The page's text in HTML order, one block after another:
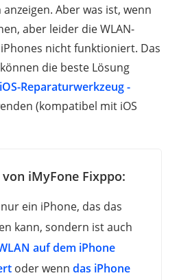
Aber was ist, wenn
aber leider die WLAN-
nicht funktioniert. Das
die beste Lösung
iOS-Reparaturwerkzeug -
(kompatibel mit iOS
iMyFone Fixppo:
ein iPhone, das das
kann, sondern ist auch
auf dem iPhone
oder wenn das iPhone